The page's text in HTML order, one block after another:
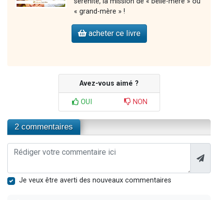
« grand-mère » !
acheter ce livre
Avez-vous aimé ?
OUI NON
2 commentaires
Je veux être averti des nouveaux commentaires